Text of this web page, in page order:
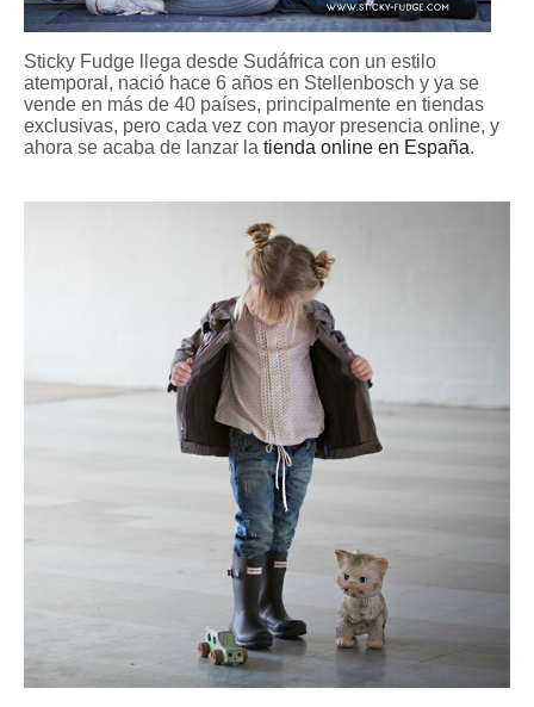
Sticky Fudge llega desde Sudáfrica con un estilo
atemporal, nació hace 6 años en Stellenbosch y ya se
vende en más de 40 países, principalmente en tiendas
exclusivas, pero cada vez con mayor presencia online, y
ahora se acaba de lanzar la tienda online en España.